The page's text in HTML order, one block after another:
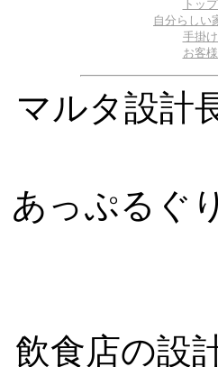
トッ
自分らしい
手掛
お客
マルタ設計
あっぷるぐ
飲食店の設